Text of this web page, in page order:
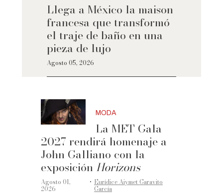
Llega a México la maison
francesa que transformó
el traje de baño en una
pieza de lujo
Agosto 05, 2026
MODA
La MET Gala
2027 rendirá homenaje a
John Galliano con la
exposición Horizons
Agosto 01,
2026 ·Eurídice Aiymet Garavito
García